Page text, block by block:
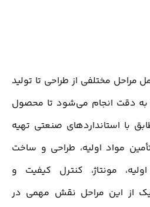
مراحل مختلفی از طراحی تا تولید
دقت انجام می‌شود تا محصول
با استانداردهای صنعتی تهیه
مواد اولیه، طراحی و ساخت
مونتاژ، کنترل کیفیت و
از این مراحل نقش مهمی در